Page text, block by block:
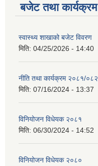
बजेट तथा कार्यक्रम
स्वास्थ्य शाखाको बजेट विवरण
मिति: 04/25/2026 - 14:40
नीति तथा कार्यक्रम २०८१/०८२
मिति: 07/16/2024 - 13:37
विनियोजन विधेयक २०८१
मिति: 06/30/2024 - 14:52
विनियोजन विधेयक २०८०